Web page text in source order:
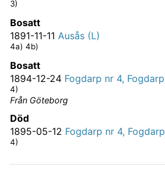
3)
Bosatt
1891-11-11 Ausås (L)
4a) 4b)
Bosatt
1894-12-24 Fogdarp nr 4,
4)
Från Göteborg
Död
1895-05-12 Fogdarp nr 4,
4)